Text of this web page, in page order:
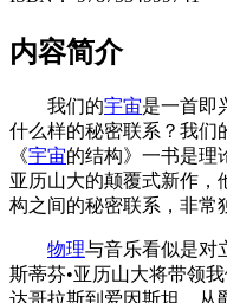
内容简介
我们的宇宙是一首即
什么样的秘密联系？我们
《宇宙的结构》一书是理
亚历山大的颠覆式新作，
构之间的秘密联系，非常
物理与音乐看似是对
斯蒂芬•亚历山大将带领
达哥拉斯到爱因斯坦，从